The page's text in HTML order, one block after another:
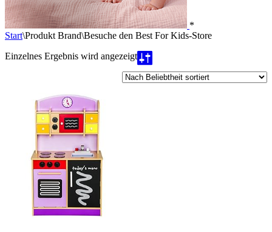
*
Start\Produkt Brand\Besuche den Best For Kids-Store
Einzelnes Ergebnis wird angezeigt